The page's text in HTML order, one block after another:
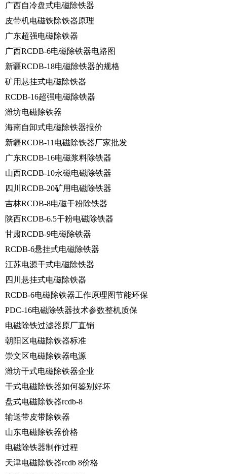
广西自冷盘式电磁除铁器
皮带机电磁铁除铁器原理
广东超强电磁除铁器
广西RCDB-6电磁除铁器电路图
新疆RCDB-18电磁除铁器的规格
矿用悬挂式电磁除铁器
RCDB-16超强电磁除铁器
潍坊电磁除铁器
海南自卸式电磁除铁器报价
新疆RCDB-11电磁除铁器厂家批发
广东RCDB-16电磁浆料除铁器
山西RCDB-10永磁电磁除铁器
四川RCDB-20矿用电磁除铁器
吉林RCDB-8电磁干粉除铁器
陕西RCDB-6.5干粉电磁除铁器
甘肃RCDB-9电磁除铁器
RCDB-6悬挂式电磁除铁器
江苏电源干式电磁除铁器
四川悬挂式电磁除铁器
RCDB-6电磁除铁器工作原理图节能环保
PDC-16电磁除铁器技术参数整机质保
电磁除铁过滤器原厂直销
朝阳区电磁除铁器标准
崇文区电磁除铁器电源
潍坊干式电磁除铁器企业
干式电磁除铁器如何鉴别好坏
盘式电磁除铁器rcdb-8
输送带皮带除铁器
山东电磁除铁器价格
电磁除铁器制作过程
天津电磁除铁器rcdb 8价格